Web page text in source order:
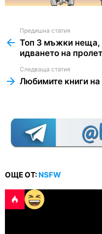
more
Предишна статия
Топ 3 мъжки неща,
идването на
Следваща статия
Любимите книги
ОЩЕ ОТ: NSFW